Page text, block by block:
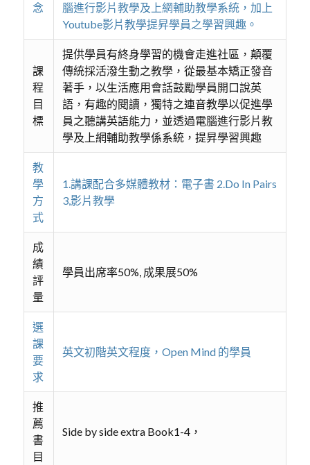
念
腦進行影片教學及上網輔助教學系統，加上
Youtube影片教學提昇學員之學習興趣。
課
程
目
標
提供學員有終身學習的機會走進社區，顛覆
傳統採活潑生動之教學，從最基本矯正發音
著手，以生活應用會話鼓勵學員開口說英
語，有趣的閱讀，獨特之連音教學以促進學
員之聽講英語能力，並透過電腦進行影片教
學及上網輔助教學係系統，提昇學習興趣
教
學
方
式
1.講課配合多媒體教材：電子書 2.Do In Pairs
3,影片教學
成
績
評
量
學員出席率50%, 成果展50%
選
課
要
求
英文初階英文程度，Open Mind 的學員
推
薦
書
目
Side by side extra Book1-4，